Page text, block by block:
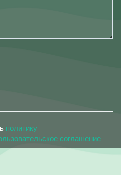
политику
соглашение